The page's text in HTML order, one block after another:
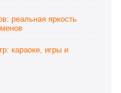
реальная яркость
караоке, игры и